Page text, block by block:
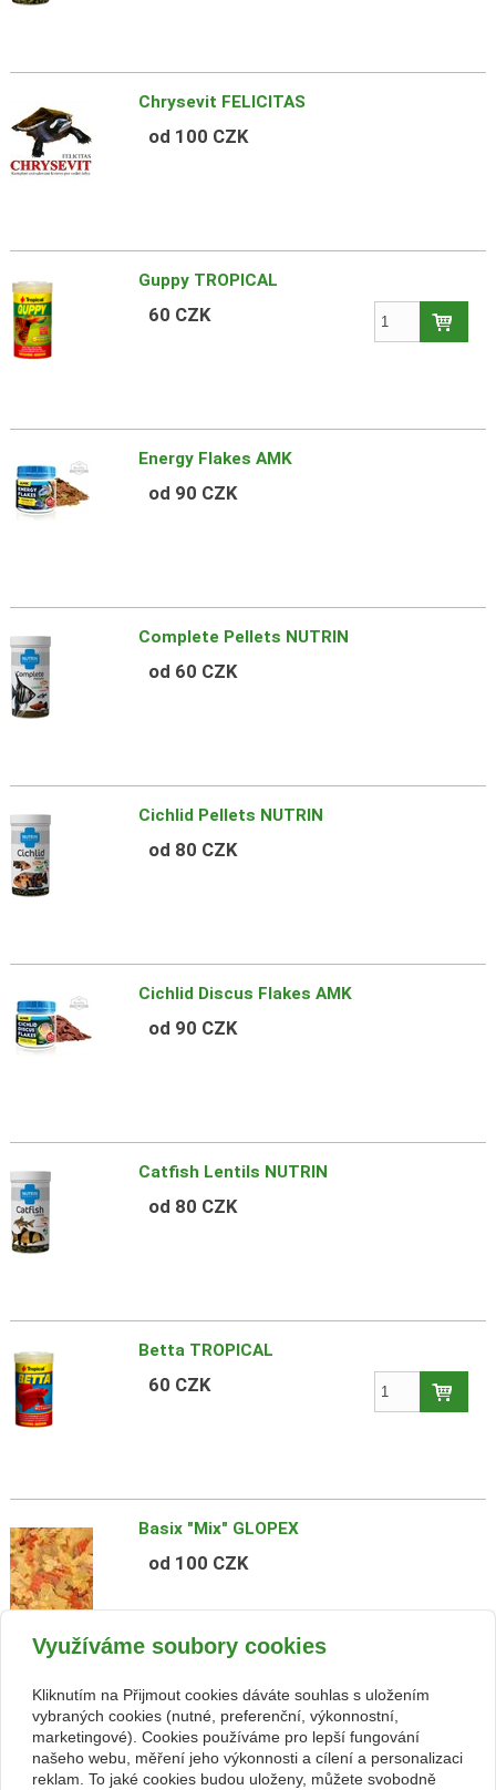
Chrysevit FELICITAS
od 100 CZK
Guppy TROPICAL
60 CZK
Energy Flakes AMK
od 90 CZK
Complete Pellets NUTRIN
od 60 CZK
Cichlid Pellets NUTRIN
od 80 CZK
Cichlid Discus Flakes AMK
od 90 CZK
Catfish Lentils NUTRIN
od 80 CZK
Betta TROPICAL
60 CZK
Basix "Mix" GLOPEX
od 100 CZK
Artemia Flakes AMK
od 100 CZK
Využíváme soubory cookies
Kliknutím na Přijmout cookies dáváte souhlas s uložením
vybraných cookies (nutné, preferenční, výkonnostní,
marketingové). Cookies používáme pro lepší fungování
našeho webu, měření jeho výkonnosti a cílení a personalizaci
reklam. To jaké cookies budou uloženy, můžete svobodně